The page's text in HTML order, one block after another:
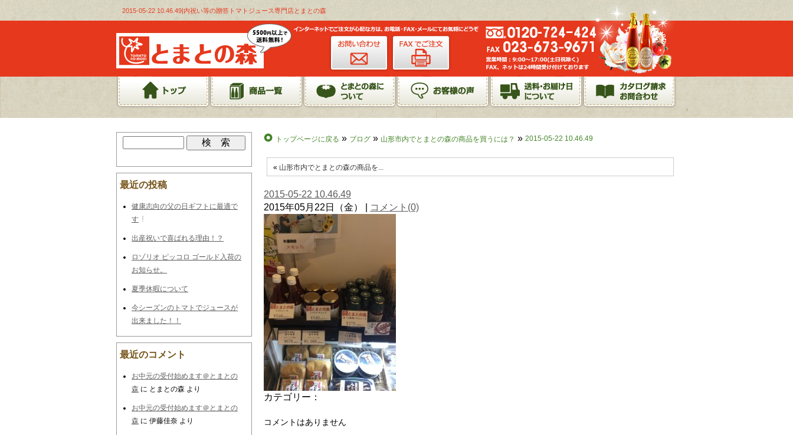
2015-05-22 10.46.49|内祝い等の贈答トマトジュース専門店とまとの森
トップページに戻る » ブログ » 山形市内でとまとの森の商品を買うには？ » 2015-05-22 10.46.49
« 山形市内でとまとの森の商品を...
2015-05-22 10.46.49
2015年05月22日（金） |
コメント(0)
カテゴリー：
コメントはありません
最近の投稿
健康志向の父の日ギフトに最適で
す
出産祝いで喜ばれる理由！？
ロゾリオ ピッコロ ゴールド入荷の
お知らせ。
夏季休暇について
今シーズンのトマトでジュースが
出来ました！！
最近のコメント
お中元の受付始めます＠とまとの
森 に とまとの森 より
お中元の受付始めます＠とまとの
森 に 伊藤佳奈 より